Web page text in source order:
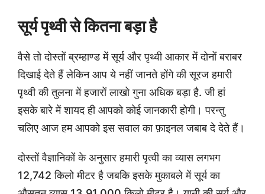
सूर्य पृथ्वी से कितना बड़ा है
वैसे तो दोस्तों ब्रम्हाण्ड में सूर्य और पृथ्वी आकार में दोनों बराबर
दिखाई देते हैं लेकिन आप ये नहीं जानते होंगे की सूरज हमारी
पृथ्वी की तुलना में हजारों लाखो गुना अधिक बड़ा है. जी हां
इसके बारे में शायद ही आपको कोई जानकारी होगी। परन्तु
चलिए आज हम आपको इस सवाल का फ़ाइनल जबाब दे देते हैं।
दोस्तों वैज्ञानिकों के अनुसार हमारी पृत्वी का व्यास लगभग
12,742 किलो मीटर है जबकि इसके मुकाबले में सूर्य का